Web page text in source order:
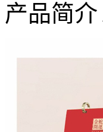
产品简介